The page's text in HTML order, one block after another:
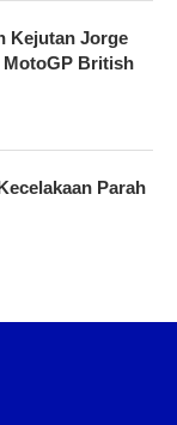
Kejutan Jorge
British
Parah